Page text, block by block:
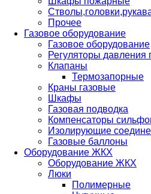
Прочее
Газовое оборудование
Газовое оборудование
Регуляторы давления
Клапаны
Термозапорные
Краны газовые
Шкафы
Газовая подводка
Компенсаторы
Изолирующие
Газовые баллоны
Оборудование ЖКХ
Оборудование ЖКХ
Люки
Полимерные